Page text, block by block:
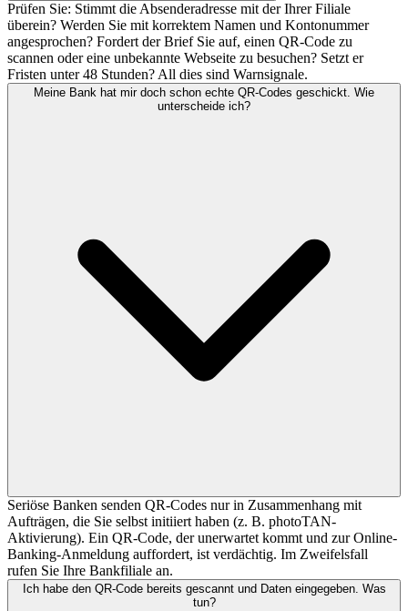
Prüfen Sie: Stimmt die Absenderadresse mit der Ihrer Filiale
überein? Werden Sie mit korrektem Namen und Kontonummer
angesprochen? Fordert der Brief Sie auf, einen QR-Code zu
scannen oder eine unbekannte Webseite zu besuchen? Setzt er
Fristen unter 48 Stunden? All dies sind Warnsignale.
Meine Bank hat mir doch schon echte QR-Codes geschickt. Wie
unterscheide ich?
Seriöse Banken senden QR-Codes nur in Zusammenhang mit
Aufträgen, die Sie selbst initiiert haben (z. B. photoTAN-
Aktivierung). Ein QR-Code, der unerwartet kommt und zur Online-
Banking-Anmeldung auffordert, ist verdächtig. Im Zweifelsfall
rufen Sie Ihre Bankfiliale an.
Ich habe den QR-Code bereits gescannt und Daten eingegeben. Was
tun?